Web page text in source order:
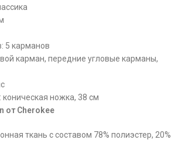
5 карманов
карман, передние угловые карманы,
ножка, 38 см
от Cherokee
ткань с составом 78% полиэстер, 20%